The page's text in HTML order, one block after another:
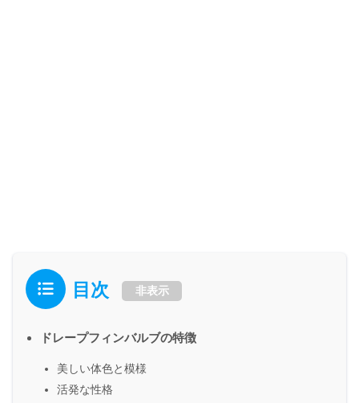
目次 非表示
ドレープフィンバルブの特徴
美しい体色と模様
活発な性格